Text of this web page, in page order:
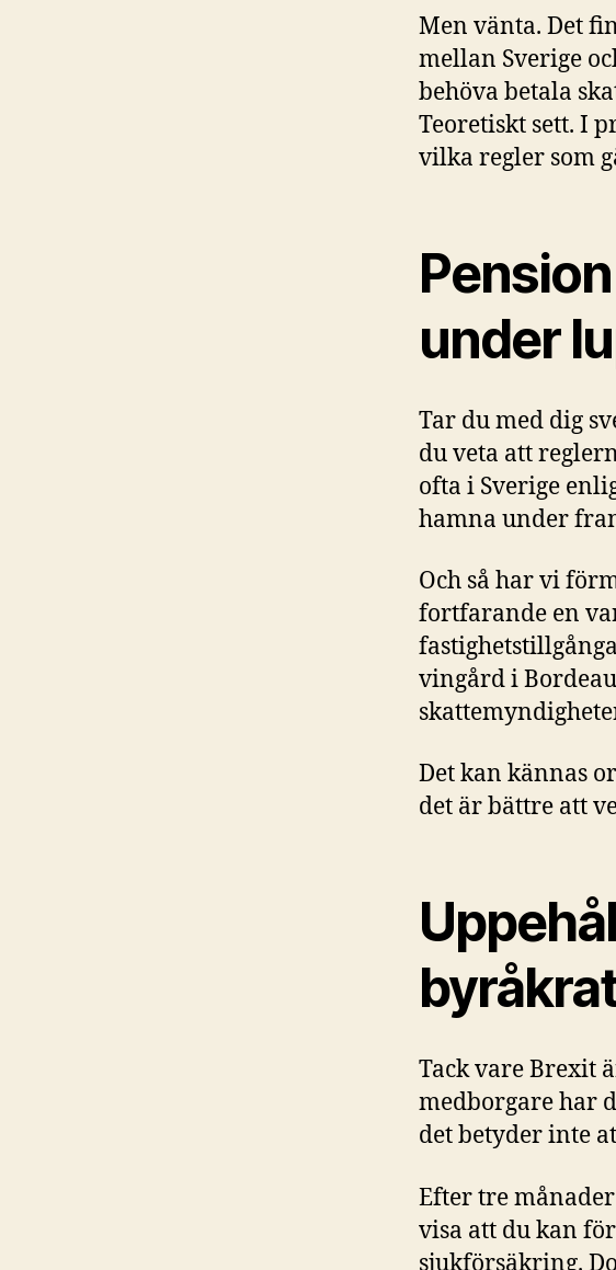
Men vänta. Det
mellan Sverige
behöva betala
Teoretiskt sett. I
vilka regler som
under
Tar du med dig
du veta att
ofta i Sverige
hamna under
Och så har vi
fortfarande en
vingård i
Det kan kännas
det är bättre att
Tack vare Brexit
medborgare har
det betyder inte
Efter tre
visa att du kan
sjukförsäkring.